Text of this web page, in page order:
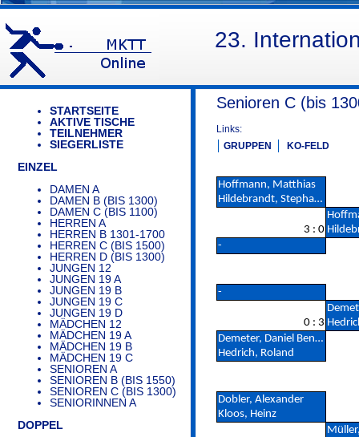
23.
STARTSEITE
AKTIVE TISCHE
TEILNEHMER
SIEGERLISTE
EINZEL
DAMEN A
DAMEN B (BIS 1300)
DAMEN C (BIS 1100)
HERREN A
HERREN B 1301-1700
HERREN C (BIS 1500)
HERREN D (BIS 1300)
JUNGEN 12
JUNGEN 19 A
JUNGEN 19 B
JUNGEN 19 C
JUNGEN 19 D
MÄDCHEN 12
MÄDCHEN 19 A
MÄDCHEN 19 B
MÄDCHEN 19 C
SENIOREN A
SENIOREN B (BIS 1550)
SENIOREN C (BIS 1300)
SENIORINNEN A
DOPPEL
Senioren C (bis
Links:
GRUPPEN
KO-FELD
Hoffmann, Matthias
Hildebrandt, Stephanie
3 : 0
-
-
0 : 3
Demeter, Daniel Beniamin
Hedrich, Roland
Dobler, Alexander
Kloos, Heinz